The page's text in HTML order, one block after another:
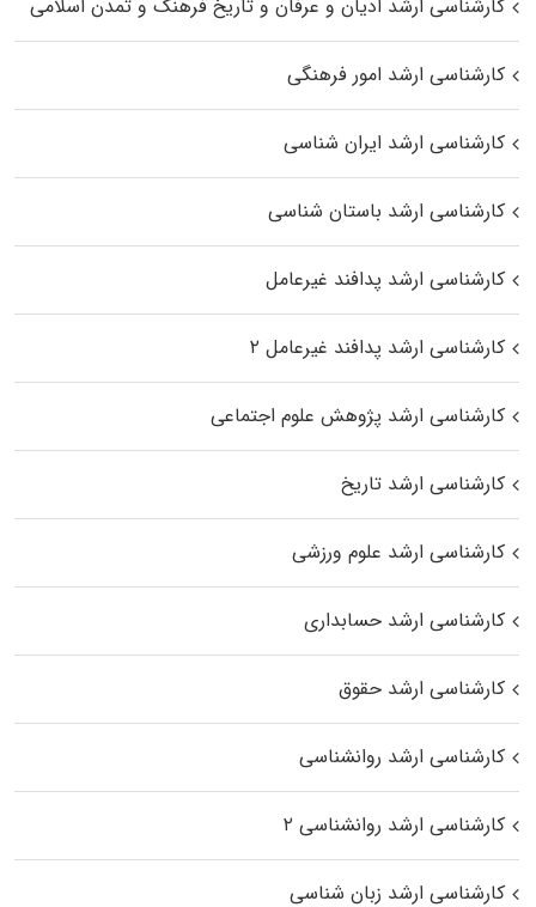
کارشناسی ارشد ادیان و عرفان و تاریخ فرهنگ و تمدن اسلامی
کارشناسی ارشد امور فرهنگی
کارشناسی ارشد ایران شناسی
کارشناسی ارشد باستان شناسی
کارشناسی ارشد پدافند غیرعامل
کارشناسی ارشد پدافند غیرعامل ۲
کارشناسی ارشد پژوهش علوم اجتماعی
کارشناسی ارشد تاریخ
کارشناسی ارشد علوم ورزشی
کارشناسی ارشد حسابداری
کارشناسی ارشد حقوق
کارشناسی ارشد روانشناسی
کارشناسی ارشد روانشناسی ۲
کارشناسی ارشد زبان شناسی